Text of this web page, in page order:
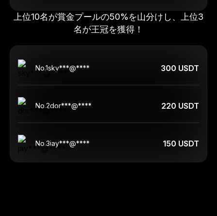
上位10名が賞金プールの50%を山分けし、上位3
名が王冠を獲得！
No.1sky***@**** 300 USDT
No.2dor***@**** 220 USDT
No.3jay***@**** 150 USDT